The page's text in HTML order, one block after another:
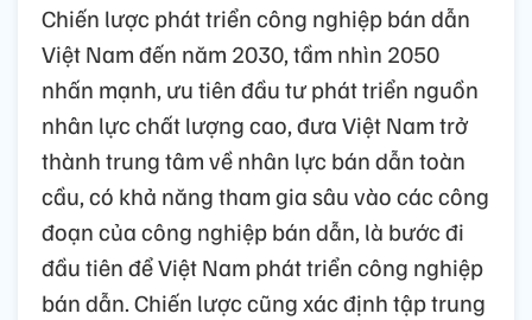
Chiến lược phát triển công nghiệp bán dẫn
Việt Nam đến năm 2030, tầm nhìn 2050
nhấn mạnh, ưu tiên đầu tư phát triển nguồn
nhân lực chất lượng cao, đưa Việt Nam trở
thành trung tâm về nhân lực bán dẫn toàn
cầu, có khả năng tham gia sâu vào các công
đoạn của công nghiệp bán dẫn, là bước đi
đầu tiên để Việt Nam phát triển công nghiệp
bán dẫn. Chiến lược cũng xác định tập trung